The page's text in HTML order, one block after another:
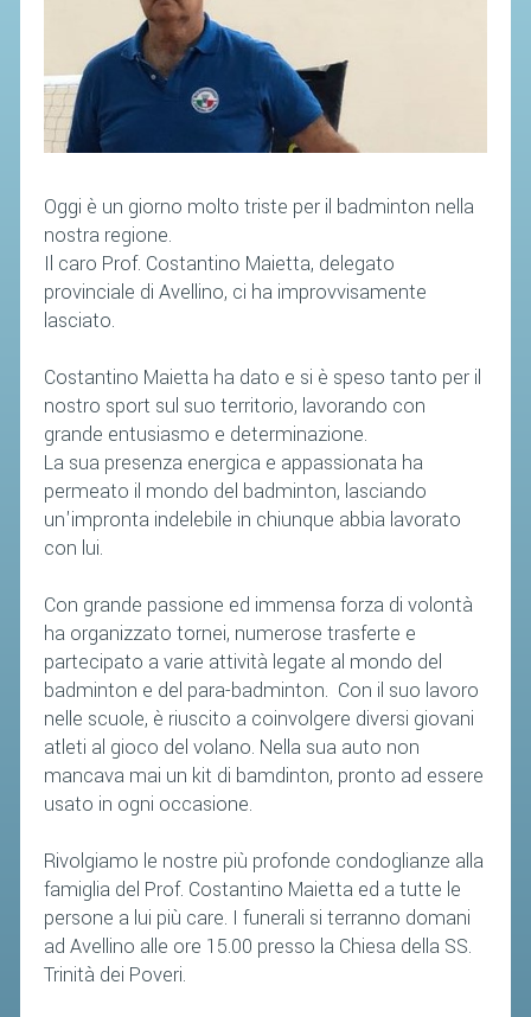
Oggi è un giorno molto triste per il badminton nella
nostra regione.
Il caro Prof. Costantino Maietta, delegato
provinciale di Avellino, ci ha improvvisamente
lasciato.
Costantino Maietta ha dato e si è speso tanto per il
nostro sport sul suo territorio, lavorando con
grande entusiasmo e determinazione.
La sua presenza energica e appassionata ha
permeato il mondo del badminton, lasciando
un'impronta indelebile in chiunque abbia lavorato
con lui.
Con grande passione ed immensa forza di volontà
ha organizzato tornei, numerose trasferte e
partecipato a varie attività legate al mondo del
badminton e del para-badminton. Con il suo lavoro
nelle scuole, è riuscito a coinvolgere diversi giovani
atleti al gioco del volano. Nella sua auto non
mancava mai un kit di bamdinton, pronto ad essere
usato in ogni occasione.
Rivolgiamo le nostre più profonde condoglianze alla
famiglia del Prof. Costantino Maietta ed a tutte le
persone a lui più care. I funerali si terranno domani
ad Avellino alle ore 15.00 presso la Chiesa della SS.
Trinità dei Poveri.
CALENDARIO
FIBA NAZIONALE